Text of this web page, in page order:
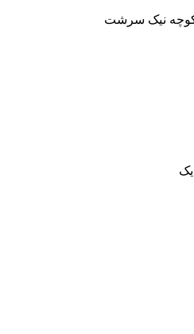
کوچه نیک سرشت